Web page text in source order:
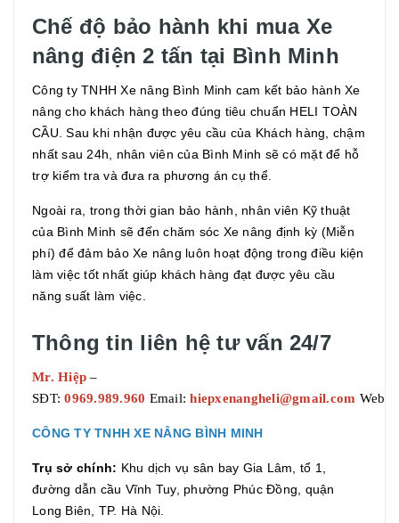
Chế độ bảo hành khi mua Xe
nâng điện 2 tấn tại Bình Minh
Công ty TNHH Xe nâng Bình Minh cam kết bảo hành Xe
nâng cho khách hàng theo đúng tiêu chuẩn HELI TOÀN
CẦU. Sau khi nhận được yêu cầu của Khách hàng, chậm
nhất sau 24h, nhân viên của Bình Minh sẽ có mặt để hỗ
trợ kiểm tra và đưa ra phương án cụ thể.
Ngoài ra, trong thời gian bảo hành, nhân viên Kỹ thuật
của Bình Minh sẽ đến chăm sóc Xe nâng định kỳ (Miễn
phí) để đảm bảo Xe nâng luôn hoạt động trong điều kiện
làm việc tốt nhất giúp khách hàng đạt được yêu cầu
năng suất làm việc.
Thông tin liên hệ tư vấn 24/7
Mr. Hiệp –
SĐT:0969.989.960 Email:hiepxenangheli@gmail.com
CÔNG TY TNHH XE NÂNG BÌNH MINH
Trụ sở chính: Khu dịch vụ sân bay Gia Lâm, tổ 1,
đường dẫn cầu Vĩnh Tuy, phường Phúc Đồng, quận
Long Biên, TP. Hà Nội.